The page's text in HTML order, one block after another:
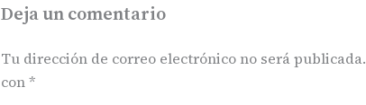
Deja un comentario
Tu dirección de correo electrónico no será publicada.
con*